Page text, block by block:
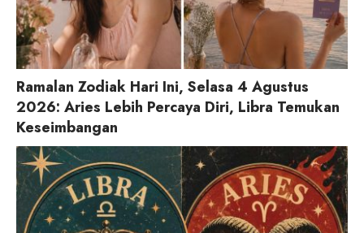
Ramalan Zodiak Hari Ini, Selasa 4 Agustus
2026: Aries Lebih Percaya Diri, Libra Temukan
Keseimbangan